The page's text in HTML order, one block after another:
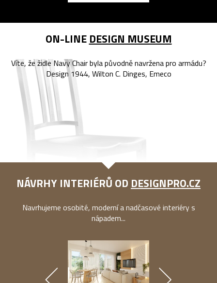
ON-LINE DESIGN MUSEUM
Víte, že židle Navy Chair byla původně navržena pro armádu?
Design 1944, Wilton C. Dinges, Emeco
NÁVRHY INTERIÉRŮ OD DESIGNPRO.CZ
Navrhujeme osobité, moderní a nadčasové interiéry s
nápadem...